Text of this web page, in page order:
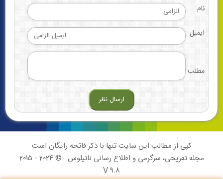
نام
ایمیل
مطلب
کپی از مطالب این سایت تنها با ذکر فاتحه رایگان است
مجله تفریحی، سرگرمی و اطلاع رسانی ناتیلوس © 2024 - 2015
V 9.8